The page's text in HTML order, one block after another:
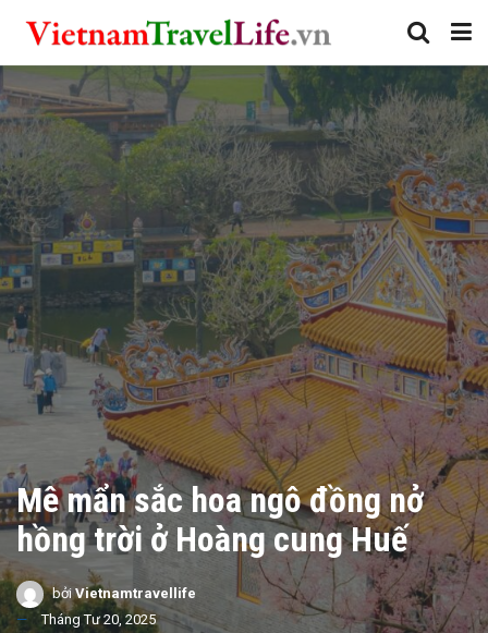
Mê mẩn sắc hoa ngô đồng nở
hồng trời ở Hoàng cung Huế
bởi Vietnamtravellife
Tháng Tư 20, 2025